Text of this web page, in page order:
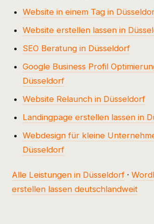
Website in einem Tag in
Website erstellen lassen in
SEO Beratung in Düsseldorf
Google Business Profil
Düsseldorf
Website Relaunch in Düsseldorf
Landingpage erstellen lassen in
Webdesign für kleine
Düsseldorf
Alle Leistungen in Düsseldorf ·
erstellen lassen deutschlandweit